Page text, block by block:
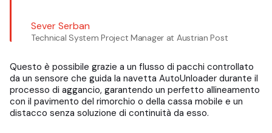
Sever Serban
Technical System Project Manager at Austrian Post
Questo è possibile grazie a un flusso di pacchi controllato
da un sensore che guida la navetta AutoUnloader durante il
processo di aggancio, garantendo un perfetto allineamento
con il pavimento del rimorchio o della cassa mobile e un
distacco senza soluzione di continuità da esso.